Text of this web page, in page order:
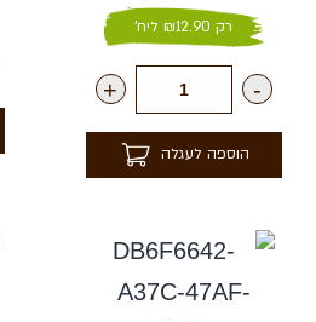
רק ₪12.90 ליח'
-
+
הוספה לעגלה